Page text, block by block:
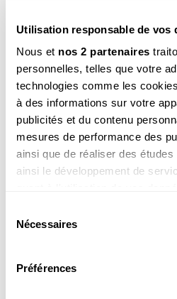
Utilisation responsable de vos
Nous et nos 2 partenaires
personnelles, telles que votre
technologies comme les
à des informations sur votre
publicités et du contenu
mesures de performance des
ainsi que de réaliser des études
ainsi le développement de
tout moment en consultant la
cookies ou en cliquant sur
Si vous le permettez, nous
Nécessaires
Préférences
Voir la réponse
tortue que j’ai dessinée (c’est